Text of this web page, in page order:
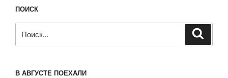
ПОИСК
В АВГУСТЕ ПОЕХАЛИ